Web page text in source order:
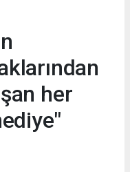
her